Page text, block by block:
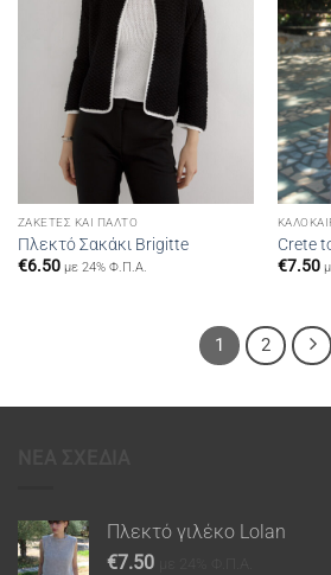
ΖΑΚΈΤΕΣ ΚΑΙ ΠΑΛΤΌ
Πλεκτό Σακάκι Brigitte
€6.50 με 24% Φ.Π.Α.
Crete
€7.50
1 2
Πλεκτό γιλέκο Lolan
€7.50